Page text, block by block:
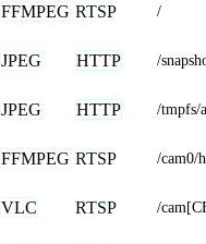
FFMPEG RTSP /
JPEG HTTP /
JPEG HTTP /tmpfs/
FFMPEG RTSP /cam0/
VLC RTSP /